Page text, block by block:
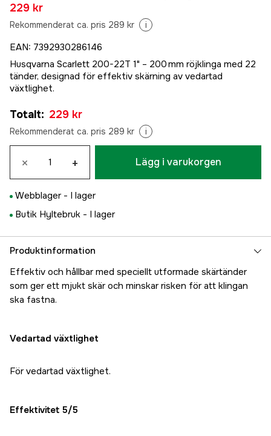
229 kr
Rekommenderat ca. pris 289 kr i
EAN: 7392930286146
Husqvarna Scarlett 200-22T 1" – 200 mm röjklinga med 22
tänder, designad för effektiv skärning av vedartad
växtlighet.
Totalt: 229 kr
Rekommenderat ca. pris 289 kr i
× + Lägg i varukorgen
Webblager - I lager
Butik Hyltebruk - I lager
Produktinformation
Effektiv och hållbar med speciellt utformade skärtänder
som ger ett mjukt skär och minskar risken för att klingan
ska fastna.
Vedartad växtlighet
För vedartad växtlighet.
Effektivitet 5/5